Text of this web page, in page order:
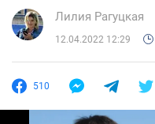
Лилия Рагуцкая
12.04.2022 12:29
510